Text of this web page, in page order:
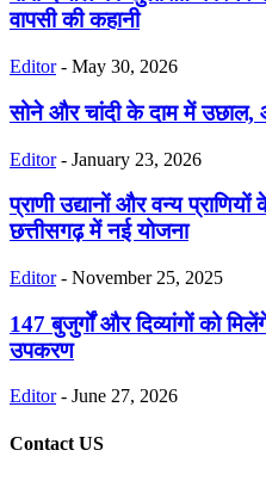
वापसी की कहानी
Editor - May 30, 2026
सोने और चांदी के दाम में उछाल,
Editor - January 23, 2026
प्राणी उद्यानों और वन्य
छत्तीसगढ़ में नई योजना
Editor - November 25, 2025
147 बुजुर्गों और दिव्यांगों को
उपकरण
Editor - June 27, 2026
Contact US